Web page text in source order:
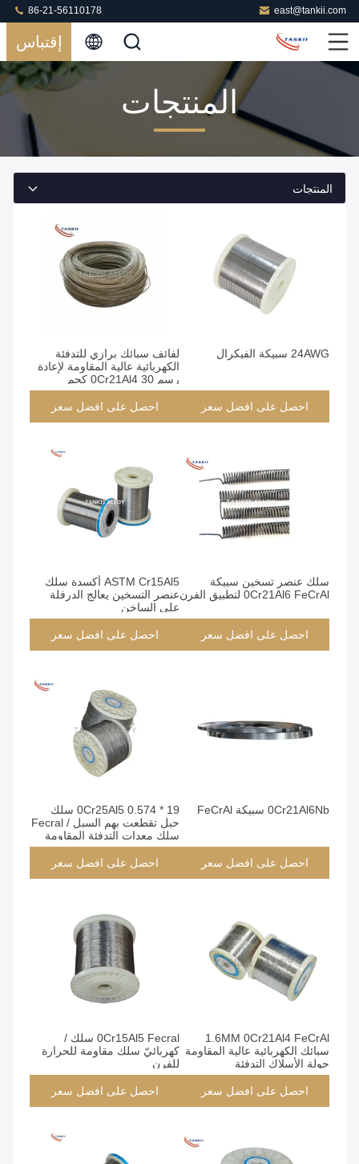
east@tankii.com
86-21-56110178
إقتباس
المنتجات
المنتجات
24AWG سبيكة الفيكرال
احصل على افضل سعر
لفائف سبائك برازي للتدفئة
الكهربائية عالية المقاومة لإعادة
رسم 0Cr21Al4 30 كجم
احصل على افضل سعر
سلك عنصر تسخين سبيكة
0Cr21Al6 FeCrAl لتطبيق الفرن
احصل على افضل سعر
ASTM Cr15Al5 أكسدة سلك
عنصر التسخين يعالج الدرفلة
على الساخن
احصل على افضل سعر
0Cr21Al6Nb سبيكة FeCrAl
احصل على افضل سعر
19 * 0.574 0Cr25Al5 سلك
حبل تقطعت بهم السبل / Fecral
سلك معدات التدفئة المقاومة
احصل على افضل سعر
1.6MM 0Cr21Al4 FeCrAl
سبائك الكهربائية عالية المقاومة
جولة الأسلاك التدفئة
احصل على افضل سعر
0Cr15Al5 Fecral سلك /
كهربائيّ سلك مقاومة للحرارة
للفرن
احصل على افضل سعر